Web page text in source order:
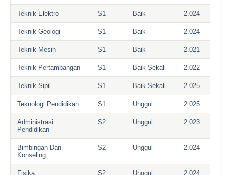
Teknik Elektro S1 Baik 2.024
Teknik Geologi S1 Baik 2.024
Teknik Mesin S1 Baik 2.021
Teknik Pertambangan S1 Baik Sekali 2.022
Teknik Sipil S1 Baik Sekali 2.025
Teknologi Pendidikan S1 Unggul 2.025
Administrasi
Pendidikan
S2 Unggul 2.023
Bimbingan Dan
Konseling
S2 Unggul 2.024
Fisika S2 Unggul 2.024